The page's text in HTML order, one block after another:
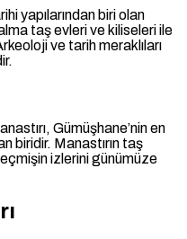
yapılarından biri olan
taş evleri ve kiliseleri ile
ve tarih meraklıları
Gümüşhane’nin en
biridir. Manastırın taş
izlerini günümüze